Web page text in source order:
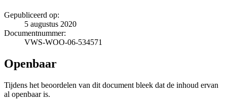
Gepubliceerd op:
5 augustus 2020
Documentnummer:
VWS-WOO-06-534571
Openbaar
Tijdens het beoordelen van dit document bleek dat de inhoud ervan
al openbaar is.